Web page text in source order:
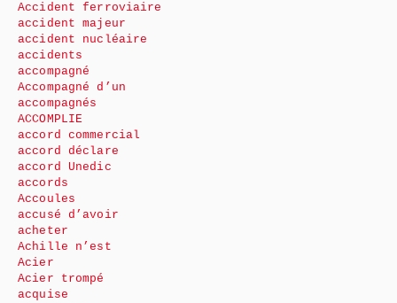
Accident ferroviaire
accident majeur
accident nucléaire
accidents
accompagné
Accompagné d’un
accompagnés
ACCOMPLIE
accord commercial
accord déclare
accord Unedic
accords
Accoules
accusé d’avoir
acheter
Achille n’est
Acier
Acier trompé
acquise